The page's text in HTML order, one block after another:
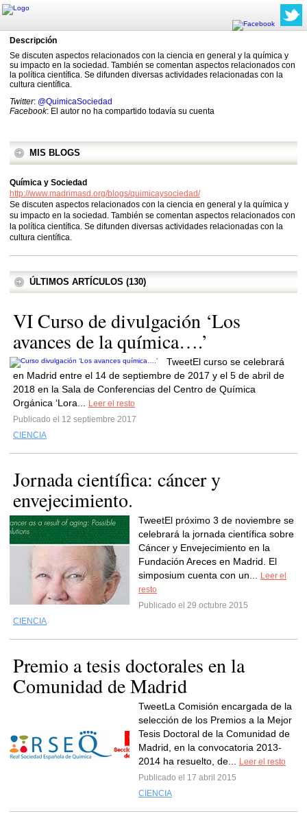
Descripción
Se discuten aspectos relacionados con la ciencia en general y la química y
su impacto en la sociedad. También se comentan aspectos relacionados con
la política científica. Se difunden diversas actividades relacionadas con la
cultura científica.
Twitter: @QuimicaSociedad
Facebook: El autor no ha compartido todavía su cuenta
MIS BLOGS
Química y Sociedad
http://www.madrimasd.org/blogs/quimicaysociedad/
Se discuten aspectos relacionados con la ciencia en general y la química y
su impacto en la sociedad. También se comentan aspectos relacionados con
la política científica. Se difunden diversas actividades relacionadas con la
cultura científica.
ÚLTIMOS ARTÍCULOS (130)
VI Curso de divulgación ‘Los
avances de la química….’
TweetEl curso se celebrará
en Madrid entre el 14 de septiembre de 2017 y el 5 de abril de
2018 en la Sala de Conferencias del Centro de Química
Orgánica ‘Lora...
Leer el resto
Publicado el 12 septiembre 2017
CIENCIA
Jornada científica: cáncer y
envejecimiento.
TweetEl próximo 3 de noviembre se
celebrará la jornada científica sobre
Cáncer y Envejecimiento en la
Fundación Areces en Madrid. El
simposium cuenta con un...
Leer el
resto
Publicado el 29 octubre 2015
CIENCIA
Premio a tesis doctorales en la
Comunidad de Madrid
TweetLa Comisión encargada de la
selección de los Premios a la Mejor
Tesis Doctoral de la Comunidad de
Madrid, en la convocatoria 2013-
2014 ha resuelto, de...
Leer el resto
Publicado el 17 abril 2015
CIENCIA